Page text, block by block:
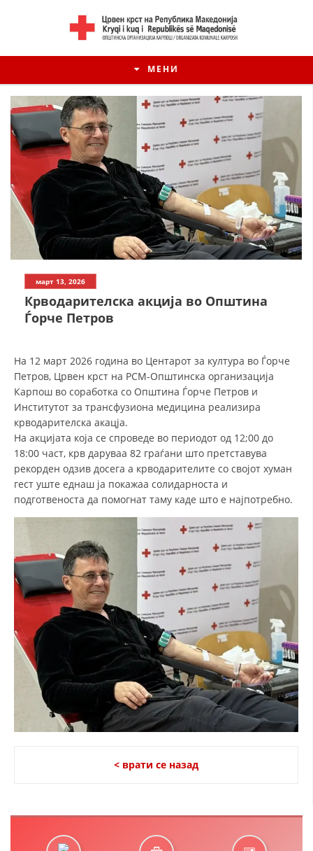
МЕНИ
ПРИРАЧНИЦИ
СТРАТЕГИИ
ЕДУКАТИВНО ИНФОРМАТИВНИ МАТЕРИЈАЛИ
март 13, 2026
Крводарителска акција во Општина
Ѓорче Петров
На 12 март 2026 година во Центарот за култура во Ѓорче
Петров, Црвен крст на РСМ-Општинска организација
Карпош во соработка со Општина Ѓорче Петров и
Институтот за трансфузиона медицина реализира
крводарителска акацја.
На акцијата која се спроведе во периодот од 12;00 до
18:00 част, крв даруваа 82 граѓани што претставува
рекорден одзив досега а крводарителите со својот хуман
гест уште еднаш ја покажаа солидарноста и
подготвеноста да помогнат таму каде што е најпотребно.
< врати се назад